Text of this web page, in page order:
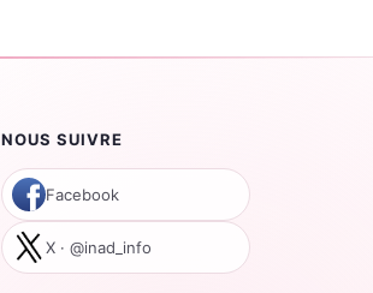
NOUS SUIVRE
Facebook
X · @inad_info